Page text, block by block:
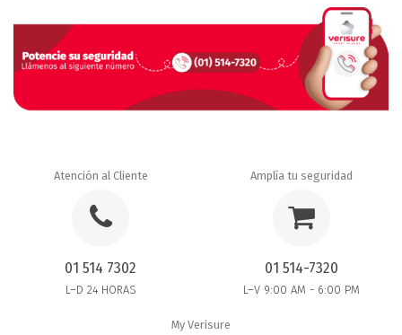
Atención al Cliente
01 514 7302
L–D 24 HORAS
Amplía tu seguridad
01 514-7320
L–V 9:00 AM - 6:00 PM
My Verisure